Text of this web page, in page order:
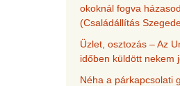
okoknál fogva
(Családállítás
Üzlet, osztozás – Az
időben küldött nekem
Néha a párkapcsolati